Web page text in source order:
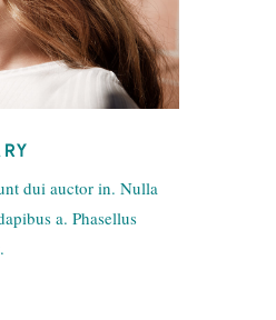
dui auctor in. Nulla
a. Phasellus